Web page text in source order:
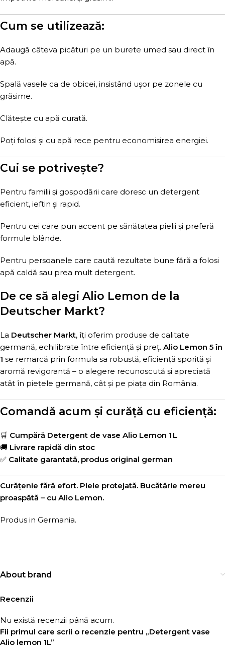
Cum se utilizează:
Adaugă câteva picături pe un burete umed sau direct în
apă.
Spală vasele ca de obicei, insistând ușor pe zonele cu
grăsime.
Clătește cu apă curată.
Poți folosi și cu apă rece pentru economisirea energiei.
Cui se potrivește?
Pentru familii și gospodării care doresc un detergent
eficient, ieftin și rapid.
Pentru cei care pun accent pe sănătatea pielii și preferă
formule blânde.
Pentru persoanele care caută rezultate bune fără a folosi
apă caldă sau prea mult detergent.
De ce să alegi Alio Lemon de la
Deutscher Markt?
La Deutscher Markt, îți oferim produse de calitate
germană, echilibrate între eficiență și preț. Alio Lemon 5 în
1 se remarcă prin formula sa robustă, eficiență sporită și
aromă revigorantă – o alegere recunoscută și apreciată
atât în piețele germană, cât și pe piața din România.
Comandă acum și curăță cu eficiență:
🛒 Cumpără Detergent de vase Alio Lemon 1 L
🚚 Livrare rapidă din stoc
✅ Calitate garantată, produs original german
Curățenie fără efort. Piele protejată. Bucătărie mereu
proaspătă – cu Alio Lemon.
Produs in Germania.
About brand
Recenzii
Nu există recenzii până acum.
Fii primul care scrii o recenzie pentru „Detergent vase
Alio lemon 1L”